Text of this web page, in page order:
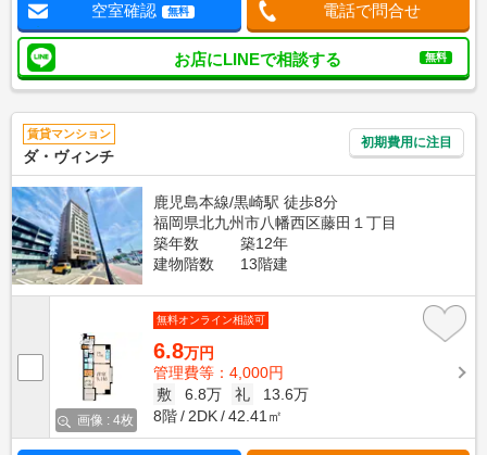
空室確認 無料 電話で問合せ
お店にLINEで相談する 無料
賃貸マンション
ダ・ヴィンチ
初期費用に注目
鹿児島本線/黒崎駅 徒歩8分
福岡県北九州市八幡西区藤田１丁目
築年数
築12年
建物階数
13階建
画像 : 4枚
無料オンライン相談可
6.8万円
管理費等：4,000円
敷
6.8万 礼
13.6万
8階
2DK 42.41㎡